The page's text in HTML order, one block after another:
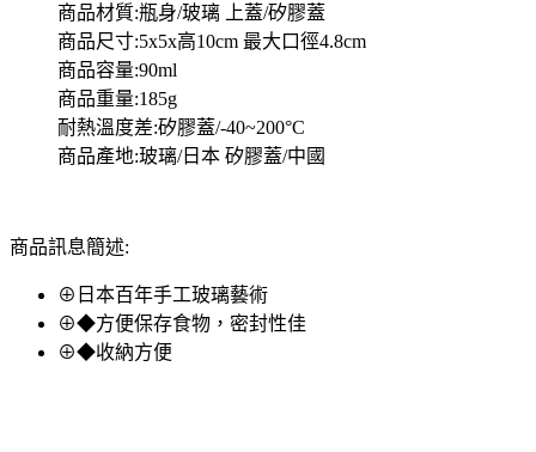
商品材質:瓶身/玻璃 上蓋/矽膠蓋
商品尺寸:5x5x高10cm 最大口徑4.8cm
商品容量:90ml
商品重量:185g
耐熱溫度差:矽膠蓋/-40~200°C
商品產地:玻璃/日本 矽膠蓋/中國
商品訊息簡述:
⊕日本百年手工玻璃藝術
⊕◆方便保存食物，密封性佳
⊕◆收納方便